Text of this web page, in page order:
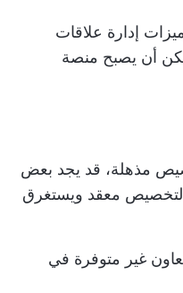
إدارة علاقات
أن يصبح منصة
مذهلة، قد يجد بعض
معقد ويستغرق
غير متوفرة في